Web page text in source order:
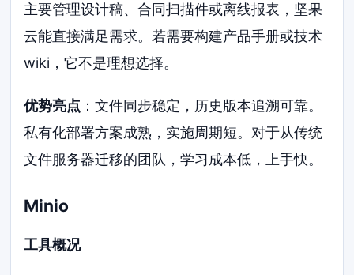
主要管理设计稿、合同扫描件或离线报表，坚果
云能直接满足需求。若需要构建产品手册或技术
wiki，它不是理想选择。
优势亮点 ：文件同步稳定，历史版本追溯可靠。
私有化部署方案成熟，实施周期短。对于从传统
文件服务器迁移的团队，学习成本低，上手快。
Minio
工具概况